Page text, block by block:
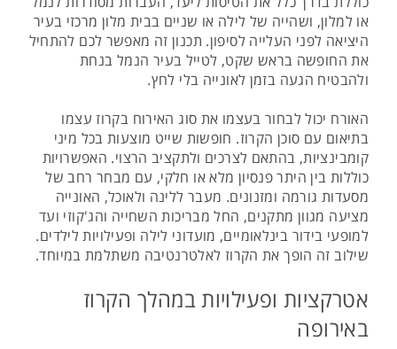
או למלון, ושהייה של לילה או שניים בבית מלון מרכזי בעיר
היציאה לפני העלייה לסיפון. תכנון זה מאפשר לכם להתחיל
את החופשה בראש שקט, לטייל בעיר הנמל בנחת
ולהבטיח הגעה בזמן לאונייה בלי לחץ.
האורח יכול לבחור בעצמו את סוג האירוח בקרוז עצמו
בתיאום עם סוכן הקרוז. חופשות שייט מוצעות בכל מיני
קומבינציות, בהתאם לצרכים ולתקציב הרצוי. האפשרויות
כוללות בין היתר פנסיון מלא או חלקי, עם מבחר רחב של
מסעדות גורמה ומזנונים. מעבר ללינה ולאוכל, האונייה
מציעה מגוון מתקנים, החל מבריכות השחייה והג'קוזי ועד
למופעי בידור בינלאומיים, מועדוני לילה ופעילויות לילדים.
שילוב זה הופך את הקרוז לאלטרנטיבה משתלמת במיוחד.
אטרקציות ופעילויות במהלך הקרוז
באירופה